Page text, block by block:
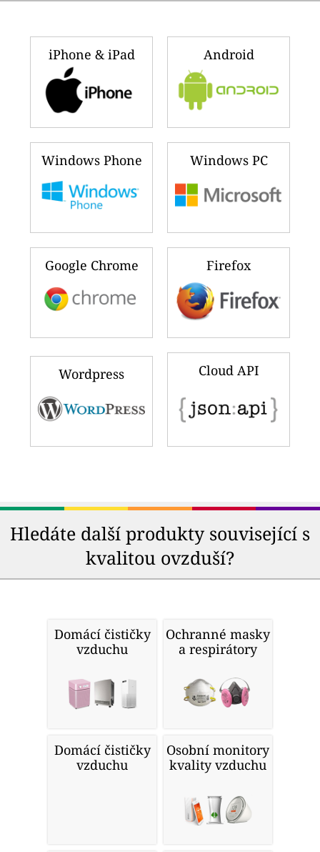
iPhone & iPad Android
Windows Phone Windows PC
Google Chrome Firefox
Wordpress Cloud API
Hledáte další produkty související s
kvalitou ovzduší?
Domácí čističky
vzduchu
Ochranné masky
a respirátory
Domácí čističky
vzduchu
Osobní monitory
kvality vzduchu